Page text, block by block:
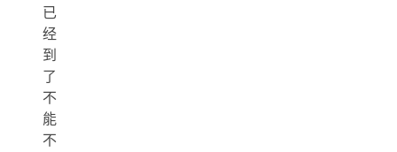
已
经
到
了
不
能
不